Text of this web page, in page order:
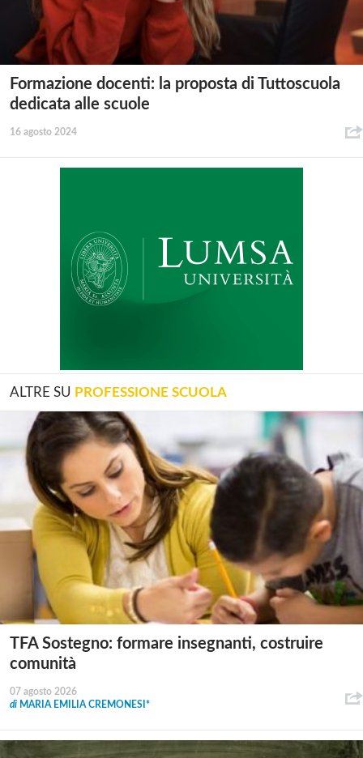
Formazione docenti: la proposta di Tuttoscuola
dedicata alle scuole
16 agosto 2024
ALTRE SU PROFESSIONE SCUOLA
TFA Sostegno: formare insegnanti, costruire
comunità
07 agosto 2026
di MARIA EMILIA CREMONESI*